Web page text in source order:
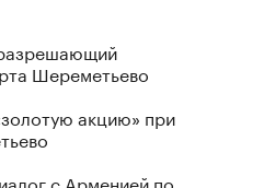
Шереметьево
акцию» при
с Арменией по